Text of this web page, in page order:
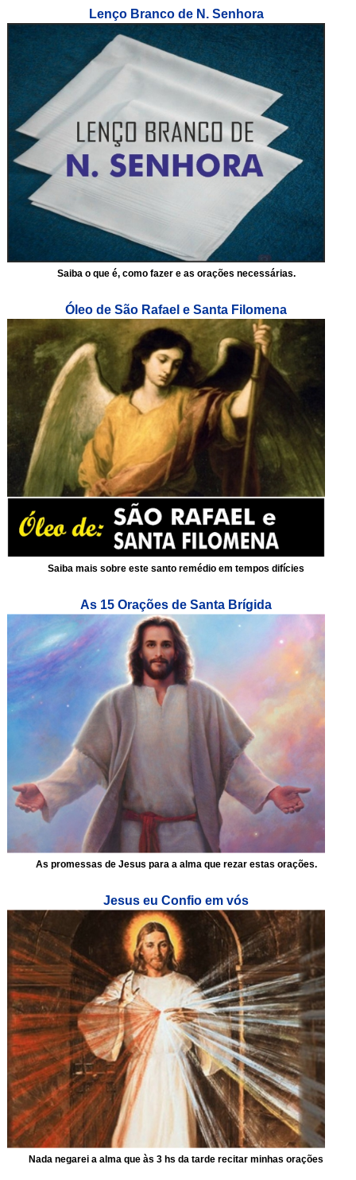
Lenço Branco de N. Senhora
Saiba o que é, como fazer e as orações necessárias.
Óleo de São Rafael e Santa Filomena
Saiba mais sobre este santo remédio em tempos difícies
As 15 Orações de Santa Brígida
As promessas de Jesus para a alma que rezar estas orações.
Jesus eu Confio em vós
Nada negarei a alma que às 3 hs da tarde recitar minhas orações